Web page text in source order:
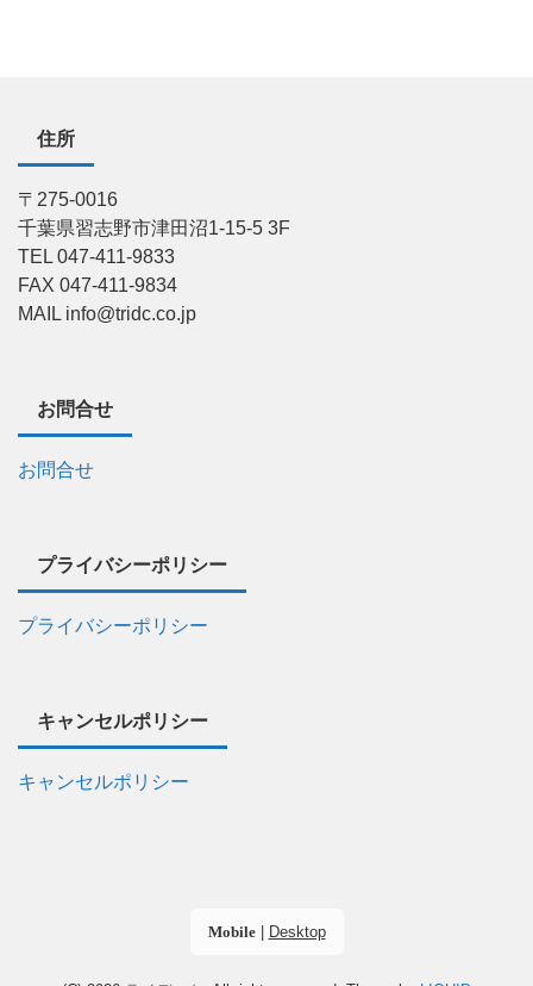
住所
〒275-0016
千葉県習志野市津田沼1-15-5 3F
TEL 047-411-9833
FAX 047-411-9834
MAIL info@tridc.co.jp
お問合せ
お問合せ
プライバシーポリシー
プライバシーポリシー
キャンセルポリシー
キャンセルポリシー
Mobile| Desktop